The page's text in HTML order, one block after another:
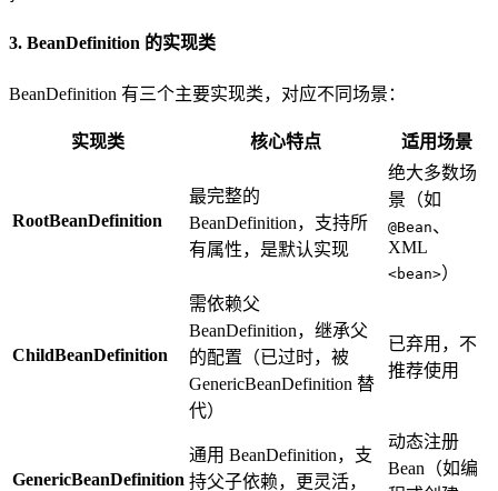
3. BeanDefinition 的实现类
BeanDefinition 有三个主要实现类，对应不同场景：
实现类 核心特点 适用场景
RootBeanDefinition
最完整的
BeanDefinition，支持所
有属性，是默认实现
绝大多数场
景（如
@Bean、
XML
<bean>）
ChildBeanDefinition
需依赖父
BeanDefinition，继承父
的配置（已过时，被
GenericBeanDefinition 替
代）
已弃用，不
推荐使用
GenericBeanDefinition
通用 BeanDefinition，支
持父子依赖，更灵活，
动态注册
Bean（如编